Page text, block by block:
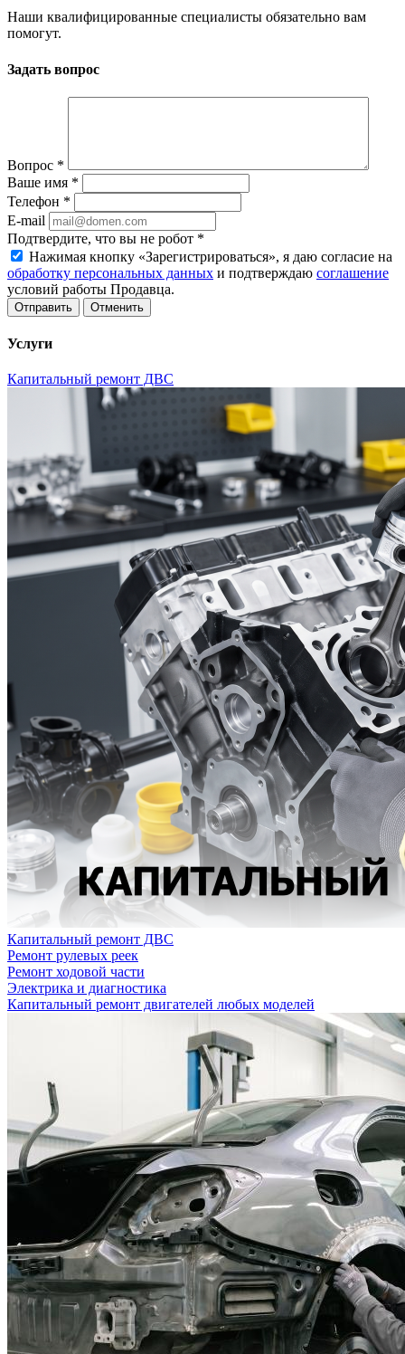
Наши квалифицированные специалисты обязательно вам
помогут.
Задать вопрос
Вопрос *
Ваше имя *
Телефон *
E-mail
Подтвердите, что вы не робот *
Нажимая кнопку «Зарегистрироваться», я даю согласие на
обработку персональных данных и подтверждаю соглашение
условий работы Продавца.
Отменить
Услуги
Капитальный ремонт ДВС
Капитальный ремонт ДВС
Ремонт рулевых реек
Ремонт ходовой части
Электрика и диагностика
Капитальный ремонт двигателей любых моделей